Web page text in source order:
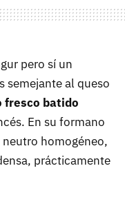
pero sí un
semejante al queso
fresco batido
En su formano
homogéneo,
prácticamente